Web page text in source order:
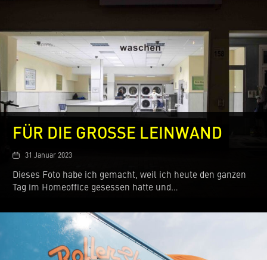
FÜR DIE GROSSE LEINWAND
Date31 Januar 2023
Dieses Foto habe ich gemacht, weil ich heute den ganzen
Tag im Homeoffice gesessen hatte und…